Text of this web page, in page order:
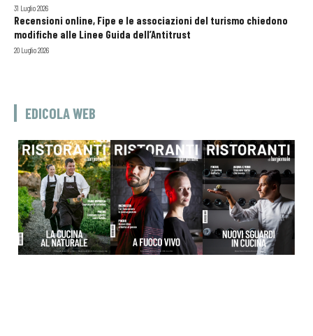
31 Luglio 2026
Recensioni online, Fipe e le associazioni del turismo chiedono
modifiche alle Linee Guida dell’Antitrust
20 Luglio 2026
EDICOLA WEB